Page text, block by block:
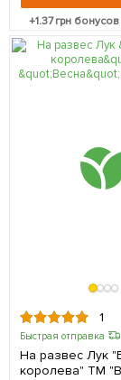
+1.37грн бонусов
1
Быстрая отправка
На развес Лук
королева" ТМ